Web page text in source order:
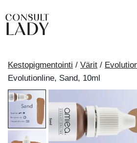
sisältöön
Kestopigmentointi / Värit /
Evolutionline, Sand, 10ml